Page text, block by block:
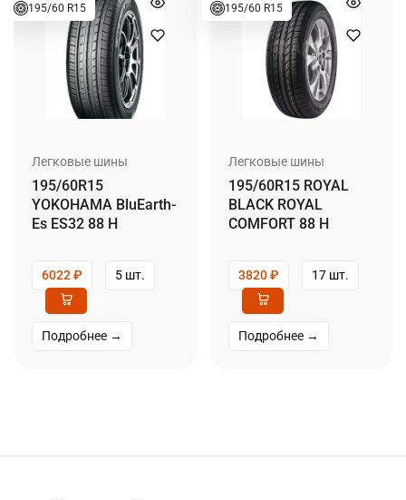
195/60 R15
Легковые шины
195/60R15
YOKOHAMA BluEarth-
Es ES32 88 H
6022₽ 5 шт.
Подробнее →
195/60 R15
Легковые шины
195/60R15 ROYAL
BLACK ROYAL
COMFORT 88 H
3820₽ 17 шт.
Подробнее →